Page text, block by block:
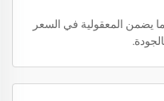
يضمن المعقولية في السعر